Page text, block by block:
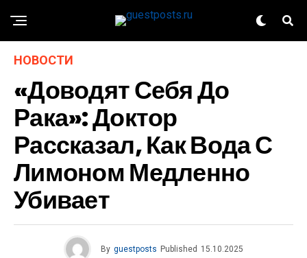
НОВОСТИ
«Доводят Себя До
Рака»: Доктор
Рассказал, Как Вода С
Лимоном Медленно
Убивает
By guestposts Published 15.10.2025